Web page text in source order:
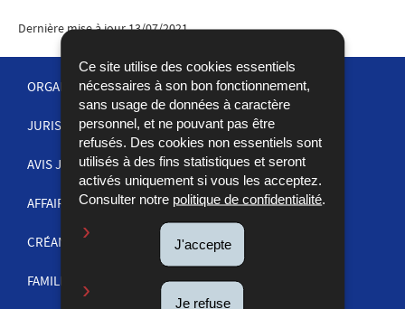
Ce site utilise des cookies essentiels
nécessaires à son bon fonctionnement,
sans usage de données à caractère
personnel, et ne pouvant pas être
refusés. Des cookies non essentiels sont
utilisés à des fins statistiques et seront
activés uniquement si vous les acceptez.
Consulter notre politique de confidentialité.
J'accepte
Je refuse
Dernière mise à jour13/07/2021
MENU
DE
NAVIGATION
ORGANISATION DE LA JUSTICE
JURISPRUDENCE
AVIS JUDICIAIRES
AFFAIRES PÉNALES
CRÉANCES
FAMILLE